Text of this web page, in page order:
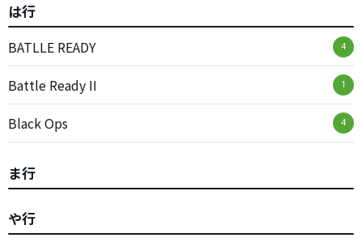
は行
BATLLE READY 4
Battle Ready II 1
Black Ops 4
ま行
や行